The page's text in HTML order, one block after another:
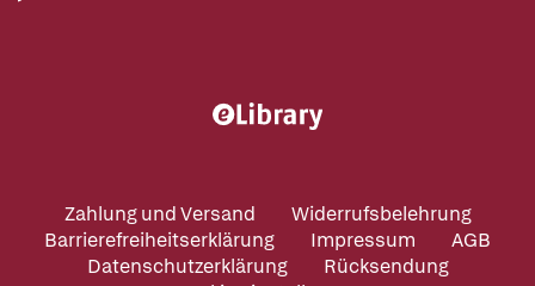
Zahlung und Versand
Widerrufsbelehrung
Barrierefreiheitserklärung
Impressum
AGB
Datenschutzerklärung
Rücksendung